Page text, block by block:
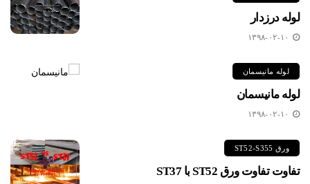
لوله درزدار
۱۳۹۸-۰۲-۱۰
لوله مانیسمان
لوله مانیسمان
۱۳۹۸-۰۲-۱۰
ورق ST52-S355
تفاوت تفاوت ورق ST52 با ST37